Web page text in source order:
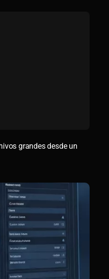
grandes desde un